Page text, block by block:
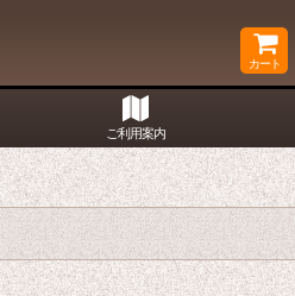
カート
ご利用案内